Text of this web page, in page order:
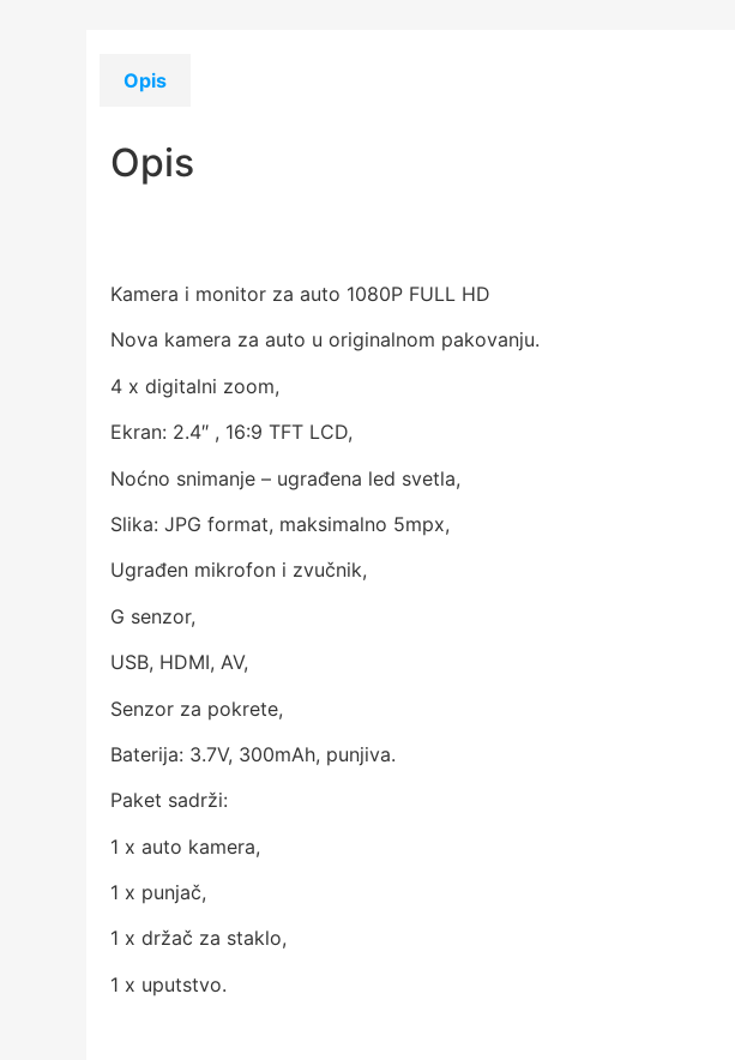
Opis
Opis
Kamera i monitor za auto 1080P FULL HD
Nova kamera za auto u originalnom pakovanju.
4 x digitalni zoom,
Ekran: 2.4″ , 16:9 TFT LCD,
Noćno snimanje – ugrađena led svetla,
Slika: JPG format, maksimalno 5mpx,
Ugrađen mikrofon i zvučnik,
G senzor,
USB, HDMI, AV,
Senzor za pokrete,
Baterija: 3.7V, 300mAh, punjiva.
Paket sadrži:
1 x auto kamera,
1 x punjač,
1 x držač za staklo,
1 x uputstvo.